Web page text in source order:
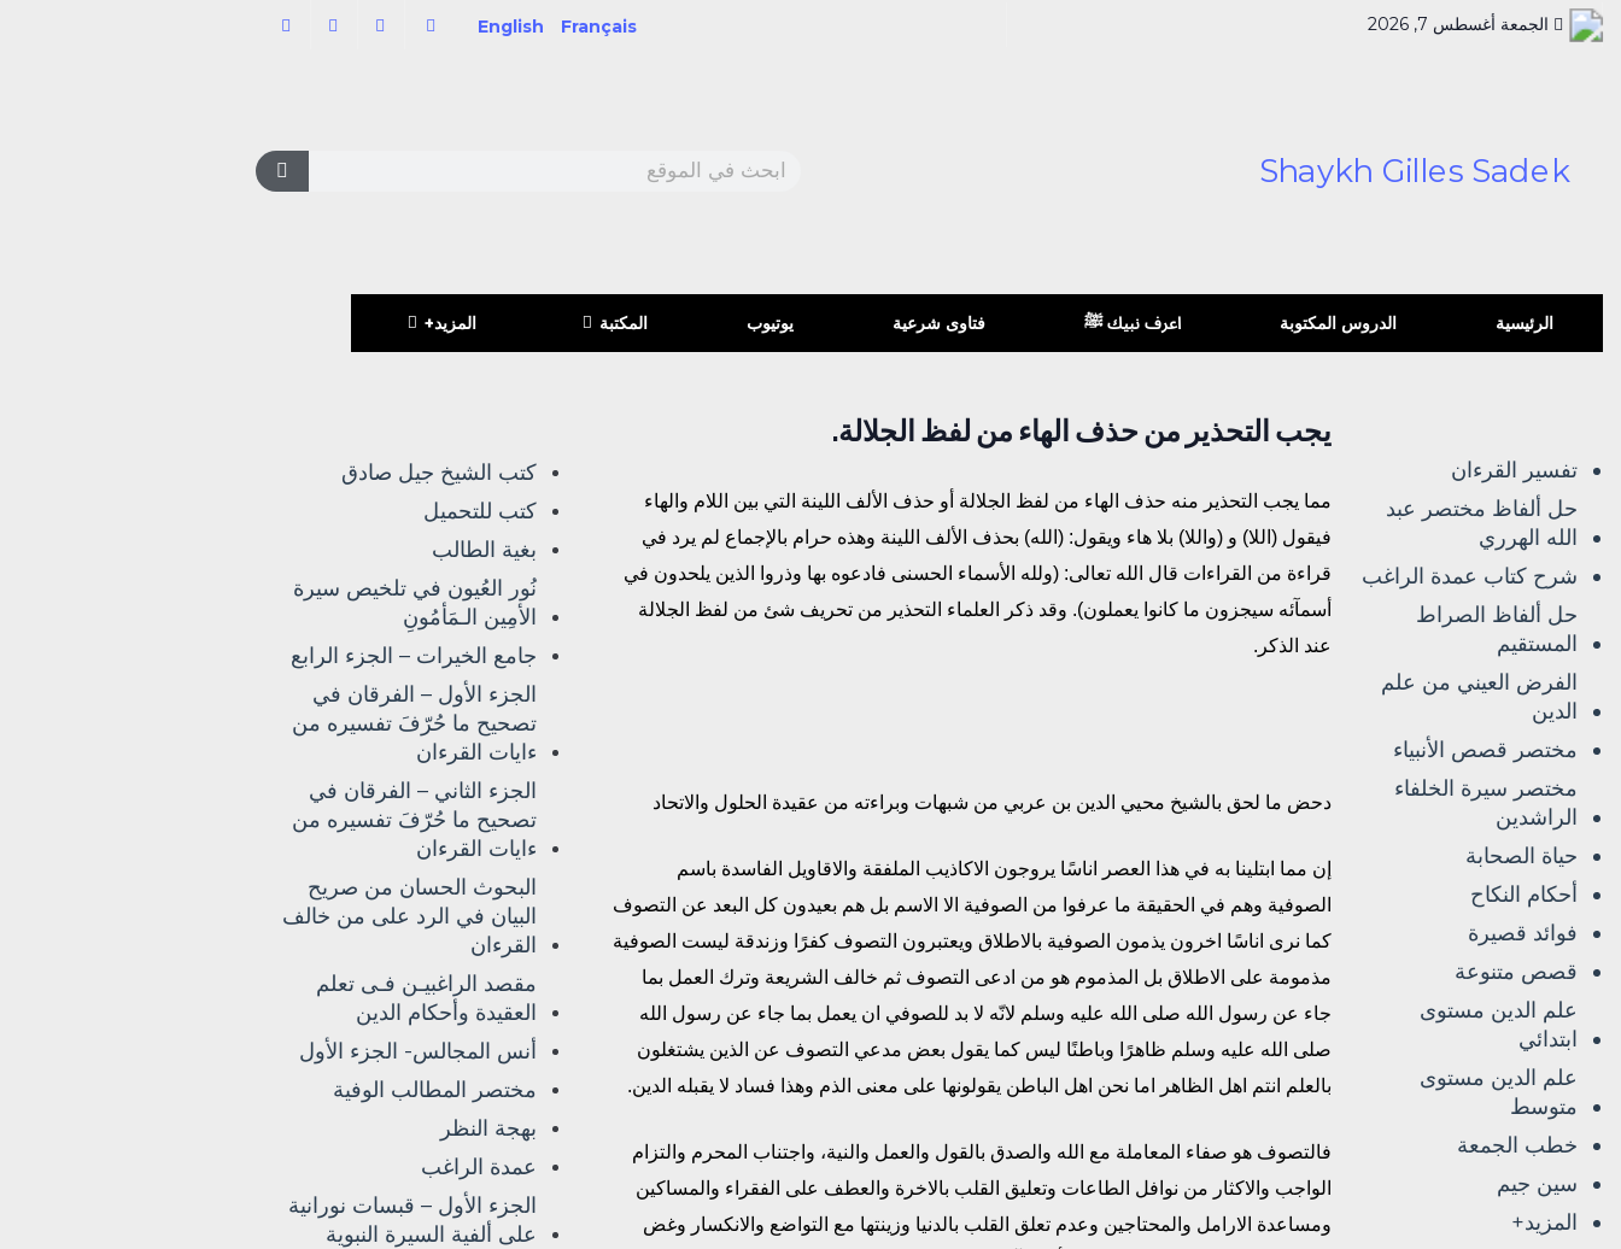
الجمعة أغسطس 7, 2026 Français
English
الرئيسية الدروس المكتوبة اعرف نبيك ﷺ فتاوى شرعية يوتيوب المكتبة المزيد+
تفسير القرءان
حل ألفاظ مختصر عبد
الله الهرري
شرح كتاب عمدة الراغب
حل ألفاظ الصراط
المستقيم
الفرض العيني من علم
الدين
مختصر قصص الأنبياء
مختصر سيرة الخلفاء
الراشدين
حياة الصحابة
أحكام النكاح
فوائد قصيرة
قصص متنوعة
علم الدين مستوى
ابتدائي
علم الدين مستوى
متوسط
خطب الجمعة
سين جيم
المزيد+
يجب التحذير من حذف الهاء من لفظ الجلالة.
مما يجب التحذير منه حذف الهاء من لفظ الجلالة أو حذف الألف اللينة التي بين اللام والهاء
فيقول (اللا) و (واللا) بلا هاء ويقول: (الله) بحذف الألف اللينة وهذه حرام بالإجماع لم يرد في
قراءة من القراءات قال الله تعالى: (ولله الأسماء الحسنى فادعوه بها وذروا الذين يلحدون في
أسمآئه سيجزون ما كانوا يعملون). وقد ذكر العلماء التحذير من تحريف شئ من لفظ الجلالة
عند الذكر.
دحض ما لحق بالشيخ محيي الدين بن عربي من شبهات وبراءته من عقيدة الحلول والاتحاد
إن مما ابتلينا به في هذا العصر اناسًا يروجون الاكاذيب الملفقة والاقاويل الفاسدة باسم
الصوفية وهم في الحقيقة ما عرفوا من الصوفية الا الاسم بل هم بعيدون كل البعد عن التصوف
كما نرى اناسًا اخرون يذمون الصوفية بالاطلاق ويعتبرون التصوف كفرًا وزندقة ليست الصوفية
مذمومة على الاطلاق بل المذموم هو من ادعى التصوف ثم خالف الشريعة وترك العمل بما
جاء عن رسول الله صلى الله عليه وسلم لانّه لا بد للصوفي ان يعمل بما جاء عن رسول الله
صلى الله عليه وسلم ظاهرًا وباطنًا ليس كما يقول بعض مدعي التصوف عن الذين يشتغلون
بالعلم انتم اهل الظاهر اما نحن اهل الباطن يقولونها على معنى الذم وهذا فساد لا يقبله الدين.
فالتصوف هو صفاء المعاملة مع الله والصدق بالقول والعمل والنية، واجتناب المحرم والتزام
الواجب والاكثار من نوافل الطاعات وتعليق القلب بالاخرة والعطف على الفقراء والمساكين
ومساعدة الارامل والمحتاجين وعدم تعلق القلب بالدنيا وزينتها مع التواضع والانكسار وغض
كتب الشيخ جيل صادق
كتب للتحميل
بغية الطالب
نُور العُيون في تلخيص سيرة
الأمِين الـمَأمُونِ
جامع الخيرات – الجزء الرابع
الجزء الأول – الفرقان في
تصحيح ما حُرّفَ تفسيره من
ءايات القرءان
الجزء الثاني – الفرقان في
تصحيح ما حُرّفَ تفسيره من
ءايات القرءان
البحوث الحسان من صريح
البيان في الرد على من خالف
القرءان
مقصد الراغبيـن فـى تعلم
العقيدة وأحكام الدين
أنس المجالس- الجزء الأول
مختصر المطالب الوفية
بهجة النظر
عمدة الراغب
الجزء الأول – قبسات نورانية
على ألفية السيرة النبوية